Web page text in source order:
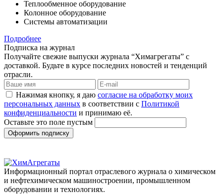
Теплообменное оборудование
Колонное оборудование
Системы автоматизации
Подробнее
Подписка на журнал
Получайте свежие выпуски журнала “Химагрегаты” с
доставкой. Будьте в курсе последних новостей и тенденций
отрасли.
Нажимая кнопку, я даю согласие на обработку моих
персональных данных в соответствии с Политикой
конфиденциальности и принимаю её.
Оставьте это поле пустым
Оформить подписку
Информационный портал отраслевого журнала о химическом
и нефтехимическом машиностроении, промышленном
оборудовании и технологиях.